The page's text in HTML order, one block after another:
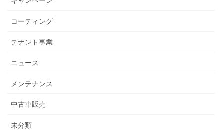
コーティング
テナント事業
ニュース
メンテナンス
中古車販売
未分類